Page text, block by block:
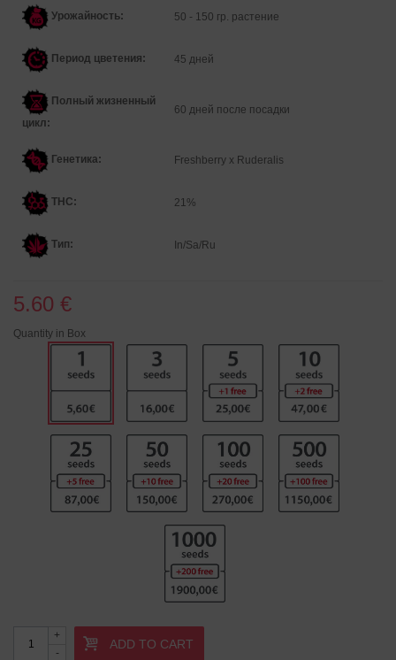
Урожайность: 50 - 150 гр. растение
Период цветения: 45 дней
Полный жизненный
цикл:
60 дней после посадки
Генетика: Freshberry x Ruderalis
THC: 21%
Тип: In/Sa/Ru
5.60 €
Quantity in Box
-
+
ADD TO CART